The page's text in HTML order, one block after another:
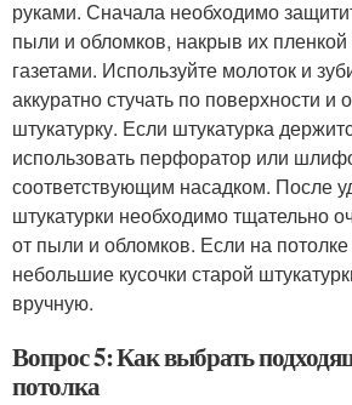
руками. Сначала необходимо
пыли и обломков, накрыв их
газетами. Используйте молоток и
аккуратно стучать по поверхности и
штукатурку. Если штукатурка
использовать перфоратор или
соответствующим насадком. После
штукатурки необходимо тщательно
от пыли и обломков. Если на потолке
небольшие кусочки старой
вручную.
Вопрос 5: Как выбрать
потолка